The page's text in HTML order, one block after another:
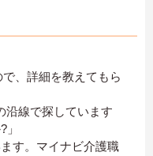
で、詳細を教えてもら
沿線で探しています
す。マイナビ介護職